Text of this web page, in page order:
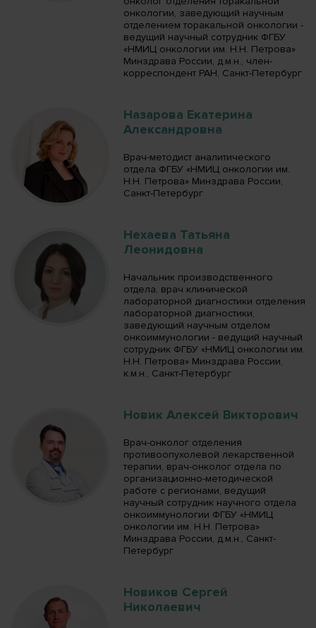
онкологии, заведующий научным
отделением торакальной онкологии -
ведущий научный сотрудник ФГБУ
«НМИЦ онкологии им. Н.Н. Петрова»
Минздрава России, д.м.н., член-
корреспондент РАН, Санкт-Петербург
Назарова Екатерина
Александровна
Врач-методист аналитического
отдела ФГБУ «НМИЦ онкологии им.
Н.Н. Петрова» Минздрава России,
Санкт-Петербург
Нехаева Татьяна
Леонидовна
Начальник производственного
отдела, врач клинической
лабораторной диагностики отделения
лабораторной диагностики,
заведующий научным отделом
онкоиммунологии - ведущий научный
сотрудник ФГБУ «НМИЦ онкологии им.
Н.Н. Петрова» Минздрава России,
к.м.н., Санкт-Петербург
Новик Алексей Викторович
Врач-онколог отделения
противоопухолевой лекарственной
терапии, врач-онколог отдела по
организационно-методической
работе с регионами, ведущий
научный сотрудник научного отдела
онкоиммунологии ФГБУ «НМИЦ
онкологии им. Н.Н. Петрова»
Минздрава России, д.м.н., Санкт-
Петербург
Новиков Сергей
Николаевич